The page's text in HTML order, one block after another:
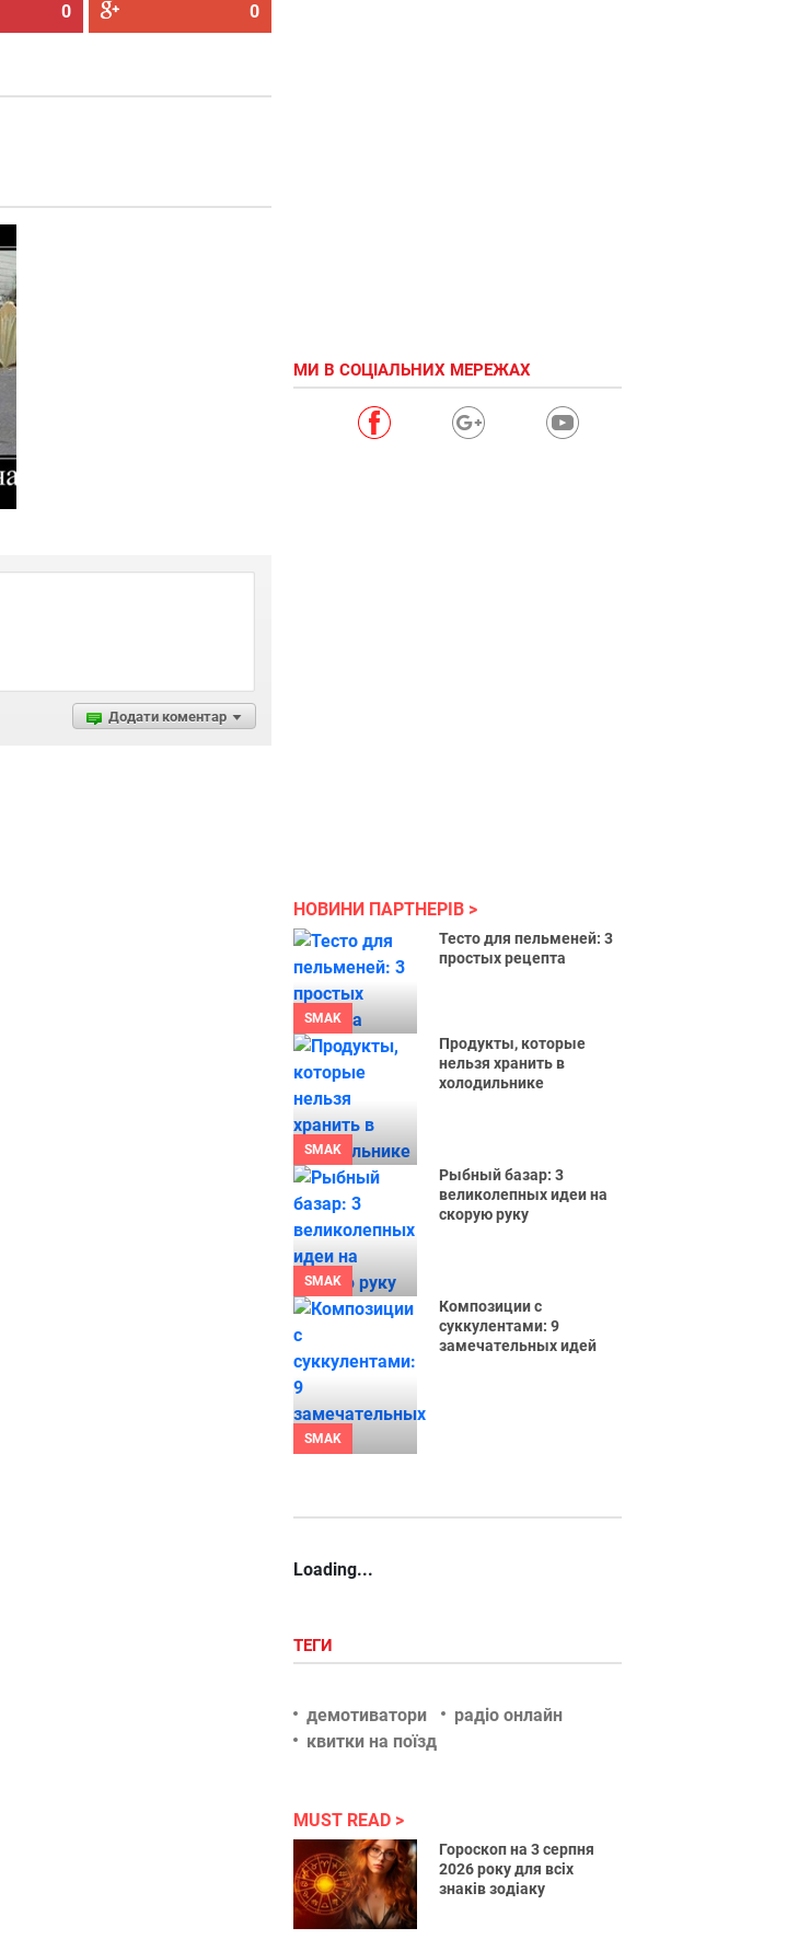
0 0
Додати коментар
МИ В СОЦІАЛЬНИХ МЕРЕЖАХ
НОВИНИ ПАРТНЕРІВ
SMAK
Тесто для пельменей: 3
простых рецепта
SMAK
Продукты, которые
нельзя хранить в
холодильнике
SMAK
Рыбный базар: 3
великолепных идеи на
скорую руку
SMAK
Композиции с
суккулентами: 9
замечательных идей
Loading...
ТЕГИ
демотиватори
радіо онлайн
квитки на поїзд
MUST READ
Гороскоп на 3 серпня
2026 року для всіх
знаків зодіаку